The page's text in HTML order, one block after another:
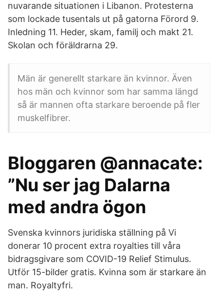
nuvarande situationen i Libanon. Protesterna
som lockade tusentals ut på gatorna Förord 9.
Inledning 11. Heder, skam, familj och makt 21.
Skolan och föräldrarna 29.
Män är generellt starkare än kvinnor. Även
hos män och kvinnor som har samma längd
så är mannen ofta starkare beroende på fler
muskelfibrer.
Bloggaren @annacate:
”Nu ser jag Dalarna
med andra ögon
Svenska kvinnors juridiska ställning på Vi
donerar 10 procent extra royalties till våra
bidragsgivare som COVID-19 Relief Stimulus.
Utför 15-bilder gratis. Kvinna som är starkare än
man. Royaltyfri.